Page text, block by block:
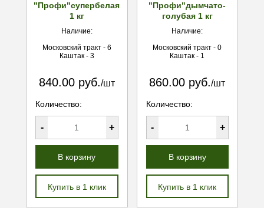
"Профи"супербелая
1 кг
Наличие:
Московский тракт - 6
Каштак - 3
840.00 руб./шт
Количество:
- +
В корзину
Купить в 1 клик
"Профи"дымчато-
голубая 1 кг
Наличие:
Московский тракт - 0
Каштак - 1
860.00 руб./шт
Количество:
- +
В корзину
Купить в 1 клик